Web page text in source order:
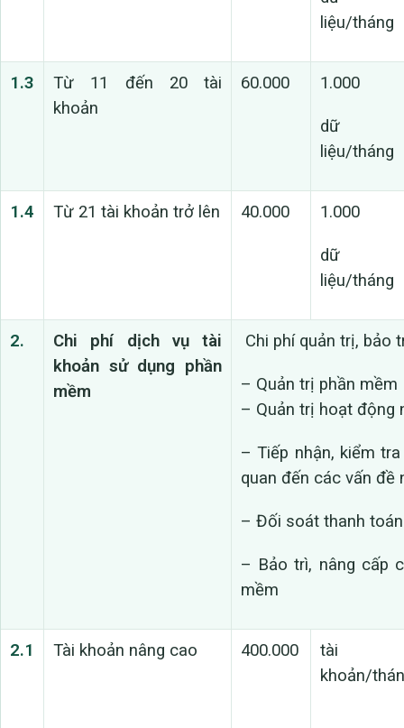
liệu/tháng
1.3
Từ 11 đến 20 tài
khoản
60.000 1.000
dữ
liệu/tháng
1.4 Từ 21 tài khoản trở lên 40.000 1.000
dữ
liệu/tháng
2.
Chi phí dịch vụ tài
khoản sử dụng phần
mềm
Chi phí quản trị, bảo
– Quản trị phần mềm
– Quản trị hoạt động
– Tiếp nhận, kiểm
quan đến các vấn đề
– Đối soát thanh
– Bảo trì, nâng cấp
mềm
2.1 Tài khoản nâng cao 400.000
tài
khoản/